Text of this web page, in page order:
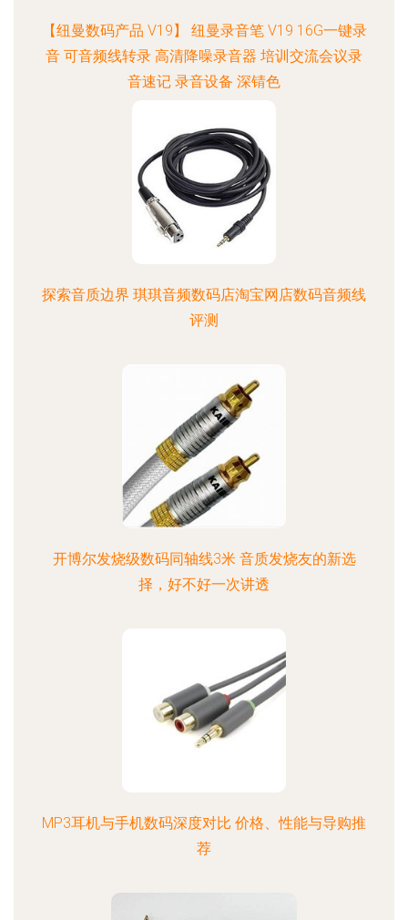
【纽曼数码产品 V19】 纽曼录音笔 V19 16G一键录
音 可音频线转录 高清降噪录音器 培训交流会议录
音速记 录音设备 深锖色
探索音质边界 琪琪音频数码店淘宝网店数码音频线
评测
开博尔发烧级数码同轴线3米 音质发烧友的新选
择，好不好一次讲透
MP3耳机与手机数码深度对比 价格、性能与导购推
荐